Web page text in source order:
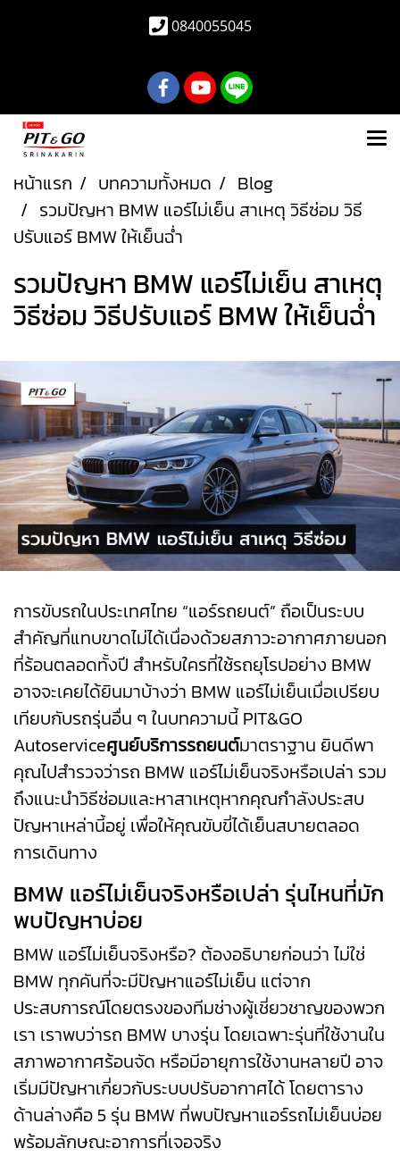
0840055045
หน้าแรก บทความทั้งหมด
Blog
รวมปัญหา BMW แอร์ไม่เย็น สาเหตุ วิธีซ่อม วิธี
ปรับแอร์ BMW ให้เย็นฉ่ำ
รวมปัญหา BMW แอร์ไม่เย็น สาเหตุ
วิธีซ่อม วิธีปรับแอร์ BMW ให้เย็นฉ่ำ
การขับรถในประเทศไทย “แอร์รถยนต์” ถือเป็นระบบ
สำคัญที่แทบขาดไม่ได้เนื่องด้วยสภาวะอากาศภายนอก
ที่ร้อนตลอดทั้งปี สำหรับใครที่ใช้รถยุโรปอย่าง BMW
อาจจะเคยได้ยินมาบ้างว่า BMW แอร์ไม่เย็นเมื่อเปรียบ
เทียบกับรถรุ่นอื่น ๆ ในบทความนี้ PIT&GO
Autoserviceศูนย์บริการรถยนต์มาตราฐาน ยินดีพา
คุณไปสำรวจว่ารถ BMW แอร์ไม่เย็นจริงหรือเปล่า รวม
ถึงแนะนำวิธีซ่อมและหาสาเหตุหากคุณกำลังประสบ
ปัญหาเหล่านี้อยู่ เพื่อให้คุณขับขี่ได้เย็นสบายตลอด
การเดินทาง
BMW แอร์ไม่เย็นจริงหรือเปล่า รุ่นไหนที่มัก
พบปัญหาบ่อย
BMW แอร์ไม่เย็นจริงหรือ? ต้องอธิบายก่อนว่า ไม่ใช่
BMW ทุกคันที่จะมีปัญหาแอร์ไม่เย็น แต่จาก
ประสบการณ์โดยตรงของทีมช่างผู้เชี่ยวชาญของพวก
เรา เราพบว่ารถ BMW บางรุ่น โดยเฉพาะรุ่นที่ใช้งานใน
สภาพอากาศร้อนจัด หรือมีอายุการใช้งานหลายปี อาจ
เริ่มมีปัญหาเกี่ยวกับระบบปรับอากาศได้ โดยตาราง
ด้านล่างคือ 5 รุ่น BMW ที่พบปัญหาแอร์รถไม่เย็นบ่อย
พร้อมลักษณะอาการที่เจอจริง